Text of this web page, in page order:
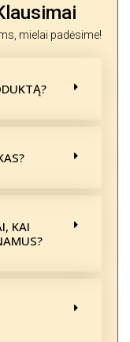
mielai padėsime!
KAI